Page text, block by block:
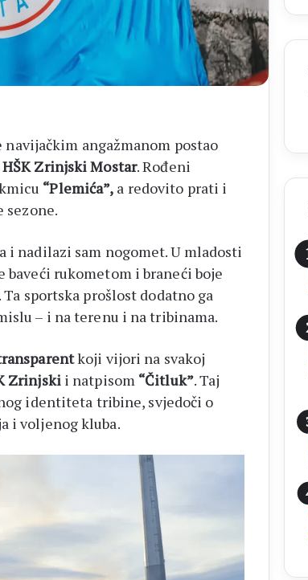
angažmanom postao
HŠK Zrinjski Mostar. Rođeni
“Plemića”, a redovito prati i
sezone.
i nadilazi sam nogomet. U mladosti
baveći rukometom i braneći boje
sportska prošlost dodatno ga
– i na terenu i na tribinama.
koji vijori na svakoj
Zrinjskii natpisom “Čitluk”. Taj
identiteta tribine, svjedoči o
i voljenog kluba.